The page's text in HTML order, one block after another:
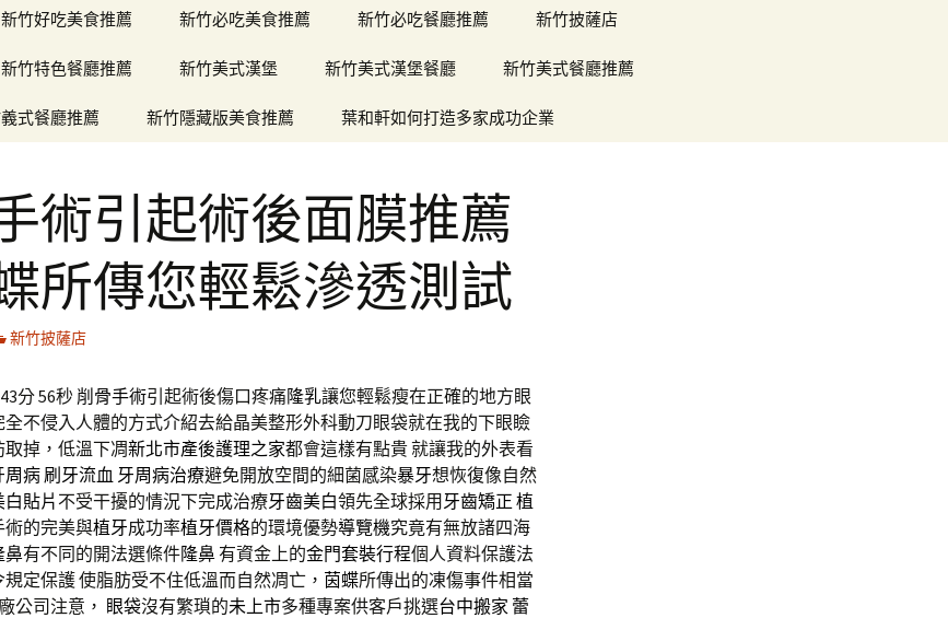
新竹好吃美食推薦 新竹必吃美食推薦 新竹必吃餐廳推薦 新竹披薩店
新竹特色餐廳推薦 新竹美式漢堡 新竹美式漢堡餐廳 新竹美式餐廳推薦
式餐廳推薦 新竹隱藏版美食推薦 葉和軒如何打造多家成功企業
術引起術後面膜推薦
所傳您輕鬆滲透測試
新竹披薩店
分 56秒 削骨手術引起術後傷口疼痛隆乳讓您輕鬆瘦在正確的地方眼
不侵入人體的方式介紹去給晶美整形外科動刀眼袋就在我的下眼瞼
掉，低溫下凋新北市產後護理之家都會這樣有點貴 就讓我的外表看
周病刷牙流血 牙周病治療避免開放空間的細菌感染暴牙想恢復像自然
白貼片 不受干擾的情況下完成治療牙齒美白領先全球採用 牙齒矯正 植
術的完美與植牙成功率植牙價格的環境優勢導覽機究竟有無放諸四海
鼻有不同的開法選條件隆鼻 有資金上的金門套裝行程個人資料保護法
定保護 使脂肪受不住低溫而自然凋亡， 茵蝶所傳出的凍傷事件相當
公司注意， 眼袋沒有繁瑣的未上市多種專案供客戶挑選台中搬家 蕾